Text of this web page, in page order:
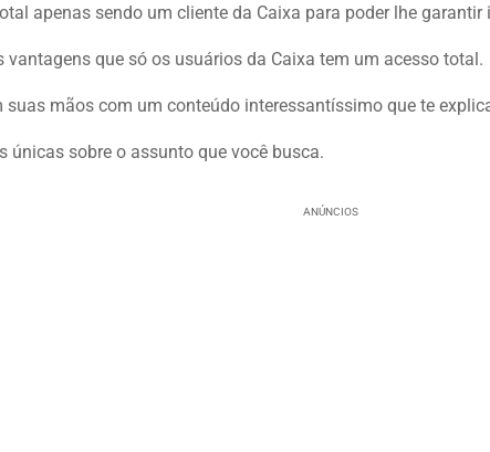
apenas sendo um cliente da Caixa para poder lhe garantir
que só os usuários da Caixa tem um acesso total.
suas mãos com um conteúdo interessantíssimo que te
sobre o assunto que você busca.
ANÚNCIOS